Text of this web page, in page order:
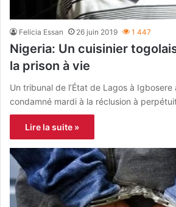
Felicia Essan 26 juin 2019 1 447
Nigeria: Un cuisinier
la prison à vie
Un tribunal de l’État de Lagos à Igbosere
condamné mardi à la réclusion à
Lire la suite »